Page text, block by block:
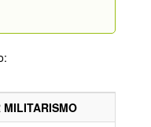
MILITARISMO